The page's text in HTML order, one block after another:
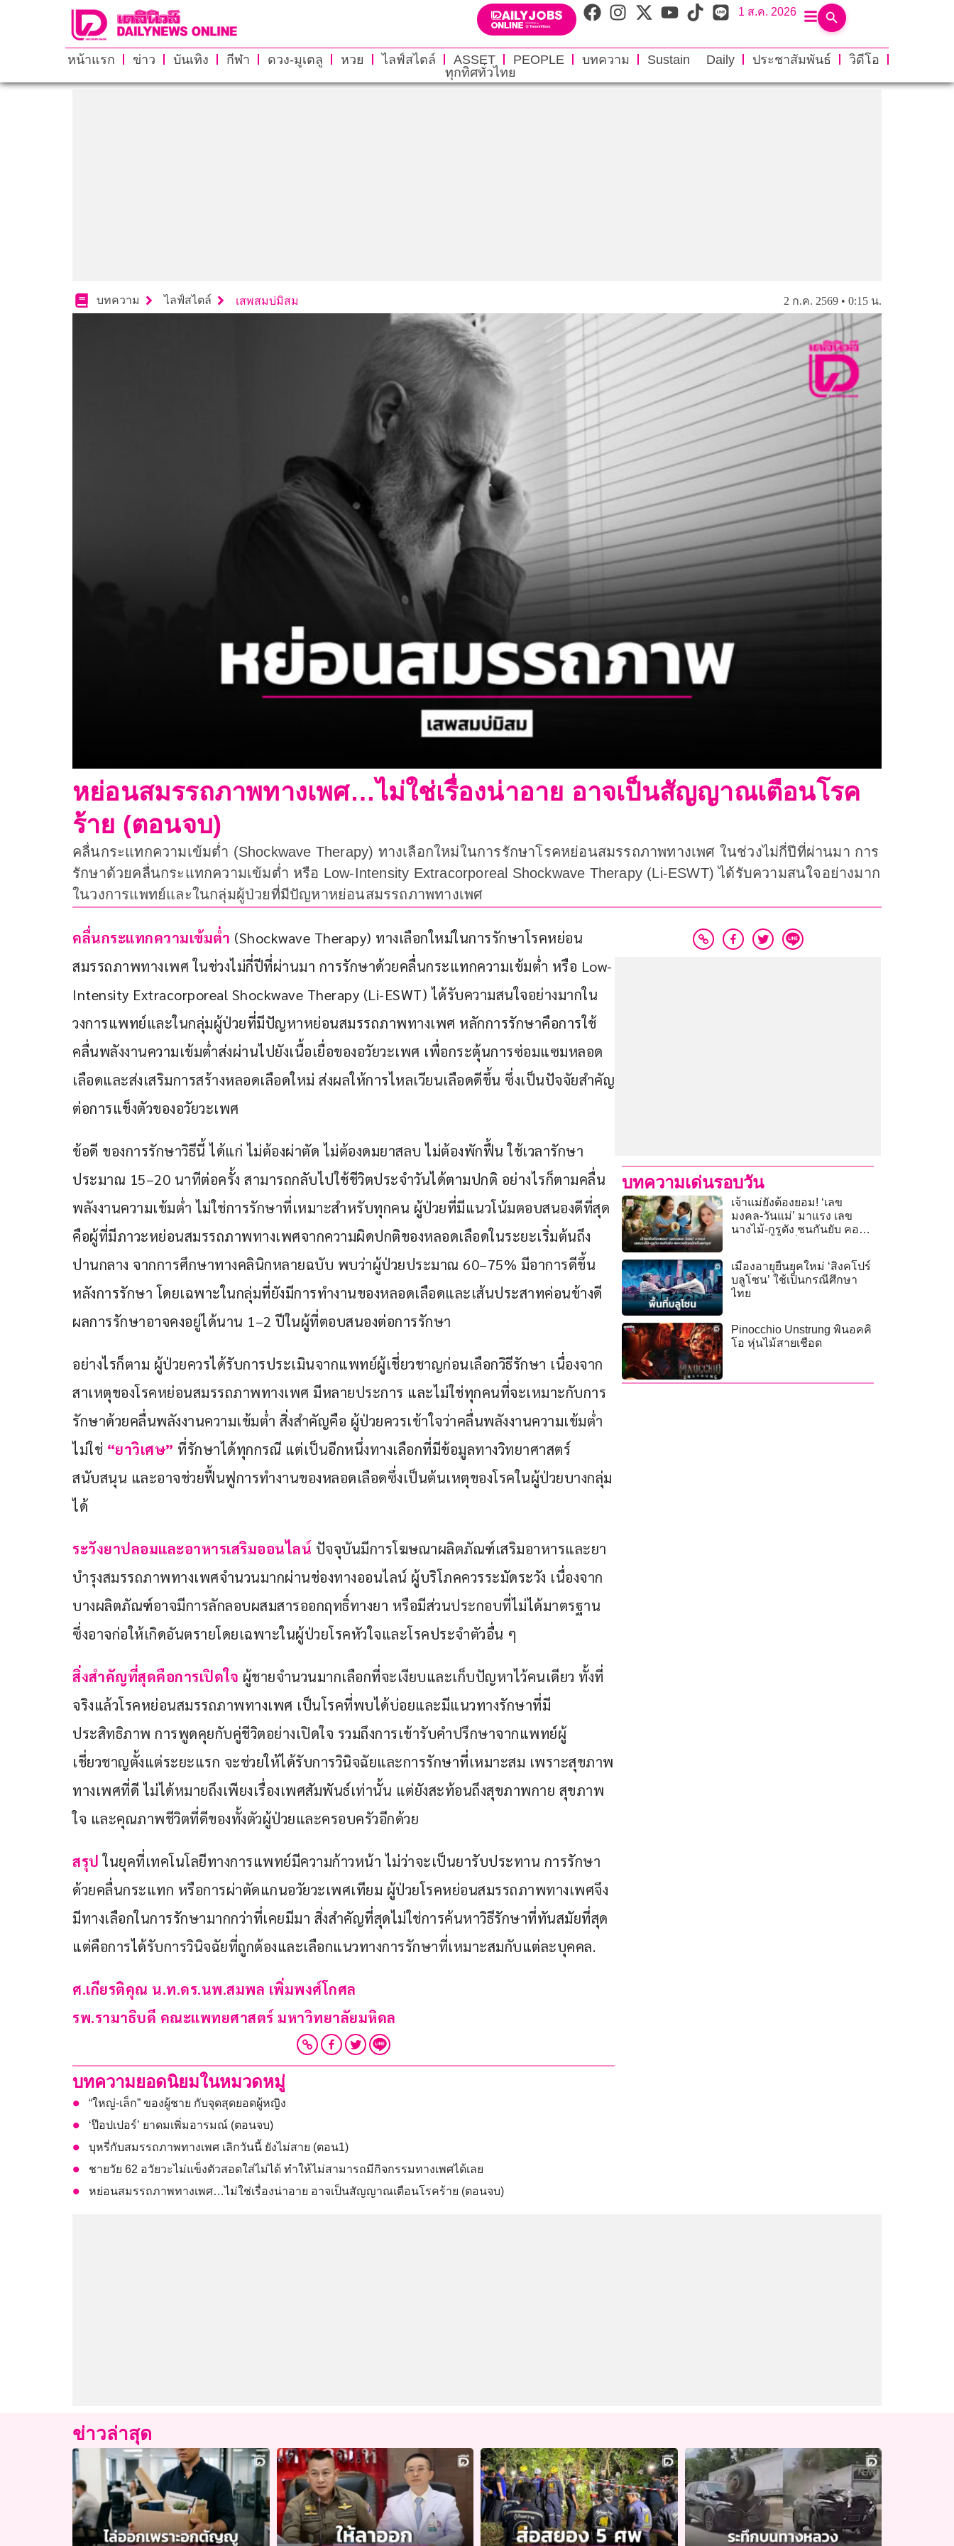
1 ส.ค. 2026
หน้าแรก ข่าว บันเทิง กีฬา ดวง-มูเตลู หวย ไลฟ์สไตล์ ASSET PEOPLE บทความ Sustain Daily ประชาสัมพันธ์
วิดีโอ
ทุกทิศทั่วไทย
บทความ ไลฟ์สไตล์ เสพสมบ่มิสม 2 ก.ค. 2569 • 0:15 น.
หย่อนสมรรถภาพทางเพศ…ไม่ใช่เรื่องน่าอาย อาจเป็นสัญญาณเตือนโรค
ร้าย (ตอนจบ)
คลื่นกระแทกความเข้มต่ำ (Shockwave Therapy) ทางเลือกใหม่ในการรักษาโรคหย่อนสมรรถภาพทางเพศ ในช่วงไม่กี่ปีที่ผ่านมา การ
รักษาด้วยคลื่นกระแทกความเข้มต่ำ หรือ Low-Intensity Extracorporeal Shockwave Therapy (Li-ESWT) ได้รับความสนใจอย่างมาก
ในวงการแพทย์และในกลุ่มผู้ป่วยที่มีปัญหาหย่อนสมรรถภาพทางเพศ
คลื่นกระแทกความเข้มต่ำ (Shockwave Therapy) ทางเลือกใหม่ในการรักษาโรคหย่อน
สมรรถภาพทางเพศ ในช่วงไม่กี่ปีที่ผ่านมา การรักษาด้วยคลื่นกระแทกความเข้มต่ำ หรือ Low-
Intensity Extracorporeal Shockwave Therapy (Li-ESWT) ได้รับความสนใจอย่างมากใน
วงการแพทย์และในกลุ่มผู้ป่วยที่มีปัญหาหย่อนสมรรถภาพทางเพศ หลักการรักษาคือการใช้
คลื่นพลังงานความเข้มต่ำส่งผ่านไปยังเนื้อเยื่อของอวัยวะเพศ เพื่อกระตุ้นการซ่อมแซมหลอด
เลือดและส่งเสริมการสร้างหลอดเลือดใหม่ ส่งผลให้การไหลเวียนเลือดดีขึ้น ซึ่งเป็นปัจจัยสำคัญ
ต่อการแข็งตัวของอวัยวะเพศ
ข้อดี ของการรักษาวิธีนี้ ได้แก่ ไม่ต้องผ่าตัด ไม่ต้องดมยาสลบ ไม่ต้องพักฟื้น ใช้เวลารักษา
ประมาณ 15–20 นาทีต่อครั้ง สามารถกลับไปใช้ชีวิตประจำวันได้ตามปกติ อย่างไรก็ตามคลื่น
พลังงานความเข้มต่ำ ไม่ใช่การรักษาที่เหมาะสำหรับทุกคน ผู้ป่วยที่มีแนวโน้มตอบสนองดีที่สุด
คือผู้ที่มีภาวะหย่อนสมรรถภาพทางเพศจากความผิดปกติของหลอดเลือดในระยะเริ่มต้นถึง
ปานกลาง จากการศึกษาทางคลินิกหลายฉบับ พบว่าผู้ป่วยประมาณ 60–75% มีอาการดีขึ้น
หลังการรักษา โดยเฉพาะในกลุ่มที่ยังมีการทำงานของหลอดเลือดและเส้นประสาทค่อนข้างดี
ผลการรักษาอาจคงอยู่ได้นาน 1–2 ปีในผู้ที่ตอบสนองต่อการรักษา
อย่างไรก็ตาม ผู้ป่วยควรได้รับการประเมินจากแพทย์ผู้เชี่ยวชาญก่อนเลือกวิธีรักษา เนื่องจาก
สาเหตุของโรคหย่อนสมรรถภาพทางเพศ มีหลายประการ และไม่ใช่ทุกคนที่จะเหมาะกับการ
รักษาด้วยคลื่นพลังงานความเข้มต่ำ สิ่งสำคัญคือ ผู้ป่วยควรเข้าใจว่าคลื่นพลังงานความเข้มต่ำ
ไม่ใช่ “ยาวิเศษ” ที่รักษาได้ทุกกรณี แต่เป็นอีกหนึ่งทางเลือกที่มีข้อมูลทางวิทยาศาสตร์
สนับสนุน และอาจช่วยฟื้นฟูการทำงานของหลอดเลือดซึ่งเป็นต้นเหตุของโรคในผู้ป่วยบางกลุ่ม
ได้
ระวังยาปลอมและอาหารเสริมออนไลน์ ปัจจุบันมีการโฆษณาผลิตภัณฑ์เสริมอาหารและยา
บำรุงสมรรถภาพทางเพศจำนวนมากผ่านช่องทางออนไลน์ ผู้บริโภคควรระมัดระวัง เนื่องจาก
บางผลิตภัณฑ์อาจมีการลักลอบผสมสารออกฤทธิ์ทางยา หรือมีส่วนประกอบที่ไม่ได้มาตรฐาน
ซึ่งอาจก่อให้เกิดอันตรายโดยเฉพาะในผู้ป่วยโรคหัวใจและโรคประจำตัวอื่น ๆ
สิ่งสำคัญที่สุดคือการเปิดใจ ผู้ชายจำนวนมากเลือกที่จะเงียบและเก็บปัญหาไว้คนเดียว ทั้งที่
จริงแล้วโรคหย่อนสมรรถภาพทางเพศ เป็นโรคที่พบได้บ่อยและมีแนวทางรักษาที่มี
ประสิทธิภาพ การพูดคุยกับคู่ชีวิตอย่างเปิดใจ รวมถึงการเข้ารับคำปรึกษาจากแพทย์ผู้
เชี่ยวชาญตั้งแต่ระยะแรก จะช่วยให้ได้รับการวินิจฉัยและการรักษาที่เหมาะสม เพราะสุขภาพ
ทางเพศที่ดี ไม่ได้หมายถึงเพียงเรื่องเพศสัมพันธ์เท่านั้น แต่ยังสะท้อนถึงสุขภาพกาย สุขภาพ
ใจ และคุณภาพชีวิตที่ดีของทั้งตัวผู้ป่วยและครอบครัวอีกด้วย
สรุป ในยุคที่เทคโนโลยีทางการแพทย์มีความก้าวหน้า ไม่ว่าจะเป็นยารับประทาน การรักษา
ด้วยคลื่นกระแทก หรือการผ่าตัดแกนอวัยวะเพศเทียม ผู้ป่วยโรคหย่อนสมรรถภาพทางเพศจึง
มีทางเลือกในการรักษามากกว่าที่เคยมีมา สิ่งสำคัญที่สุดไม่ใช่การค้นหาวิธีรักษาที่ทันสมัยที่สุด
แต่คือการได้รับการวินิจฉัยที่ถูกต้องและเลือกแนวทางการรักษาที่เหมาะสมกับแต่ละบุคคล.
ศ.เกียรติคุณ น.ท.ดร.นพ.สมพล เพิ่มพงศ์โกศล
รพ.รามาธิบดี คณะแพทยศาสตร์ มหาวิทยาลัยมหิดล
บทความยอดนิยมในหมวดหมู่
“ใหญ่-เล็ก” ของผู้ชาย กับจุดสุดยอดผู้หญิง
‘ป๊อปเปอร์’ ยาดมเพิ่มอารมณ์ (ตอนจบ)
บุหรี่กับสมรรถภาพทางเพศ เลิกวันนี้ ยังไม่สาย (ตอน1)
ชายวัย 62 อวัยวะไม่แข็งตัวสอดใส่ไม่ได้ ทำให้ไม่สามารถมีกิจกรรมทางเพศได้เลย
หย่อนสมรรถภาพทางเพศ…ไม่ใช่เรื่องน่าอาย อาจเป็นสัญญาณเตือนโรคร้าย (ตอนจบ)
บทความเด่นรอบวัน
เจ้าแม่ยังต้องยอม! ‘เลข
มงคล-วันแม่’ มาแรง เลข
นางไม้-กูรูดัง ชนกันยับ คอ
เมืองอายุยืนยุคใหม่ ‘สิงคโปร์
บลูโซน’ ใช้เป็นกรณีศึกษา
ไทย
Pinocchio Unstrung พินอคคิ
โอ หุ่นไม้สายเชือด
ข่าวล่าสุด